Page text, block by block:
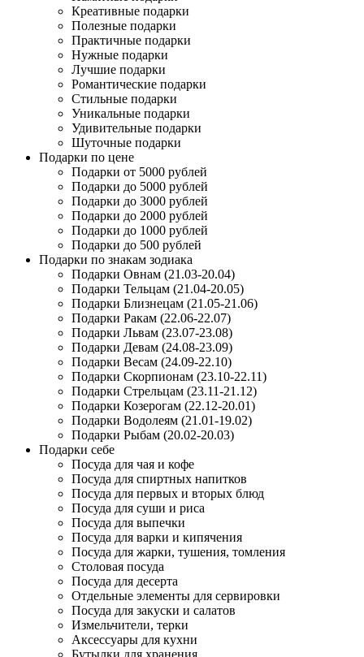
Креативные подарки
Полезные подарки
Практичные подарки
Нужные подарки
Лучшие подарки
Романтические подарки
Стильные подарки
Уникальные подарки
Удивительные подарки
Шуточные подарки
Подарки по цене
Подарки от 5000 рублей
Подарки до 5000 рублей
Подарки до 3000 рублей
Подарки до 2000 рублей
Подарки до 1000 рублей
Подарки до 500 рублей
Подарки по знакам зодиака
Подарки Овнам (21.03-20.04)
Подарки Тельцам (21.04-20.05)
Подарки Близнецам (21.05-21.06)
Подарки Ракам (22.06-22.07)
Подарки Львам (23.07-23.08)
Подарки Девам (24.08-23.09)
Подарки Весам (24.09-22.10)
Подарки Скорпионам (23.10-22.11)
Подарки Стрельцам (23.11-21.12)
Подарки Козерогам (22.12-20.01)
Подарки Водолеям (21.01-19.02)
Подарки Рыбам (20.02-20.03)
Подарки себе
Посуда для чая и кофе
Посуда для спиртных напитков
Посуда для первых и вторых блюд
Посуда для суши и риса
Посуда для выпечки
Посуда для варки и кипячения
Посуда для жарки, тушения, томления
Столовая посуда
Посуда для десерта
Отдельные элементы для сервировки
Посуда для закуски и салатов
Измельчители, терки
Аксессуары для кухни
Бутылки для хранения